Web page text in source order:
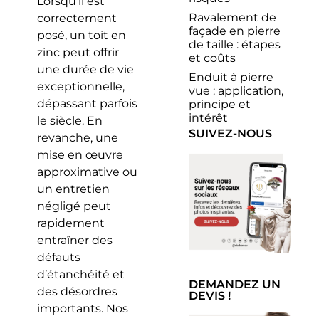
correctement
posé, un toit en
zinc peut offrir
une durée de vie
exceptionnelle,
dépassant parfois
le siècle. En
revanche, une
mise en œuvre
approximative ou
un entretien
négligé peut
rapidement
entraîner des
défauts
d’étanchéité et
des désordres
importants. Nos
Ravalement de
façade en pierre
de taille : étapes
et coûts
Enduit à pierre
vue : application,
principe et
intérêt
SUIVEZ-NOUS
DEMANDEZ UN
DEVIS !